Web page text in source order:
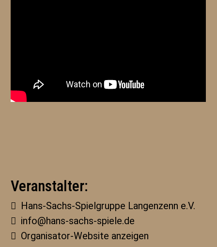
Veranstalter:
Hans-Sachs-Spielgruppe Langenzenn e.V.
info@hans-sachs-spiele.de
Organisator-Website anzeigen